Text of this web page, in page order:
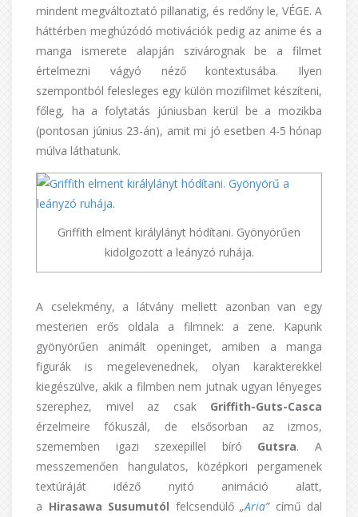
mindent megváltoztató pillanatig, és redőny le, VÉGE. A
háttérben meghúzódó motivációk pedig az anime és a
manga ismerete alapján szivárognak be a filmet
értelmezni vágyó néző kontextusába. Ilyen
szempontból felesleges egy külön mozifilmet készíteni,
főleg, ha a folytatás júniusban kerül be a mozikba
(pontosan június 23-án), amit mi jó esetben 4-5 hónap
múlva láthatunk.
Griffith elment királylányt hódítani. Gyönyörűen
kidolgozott a leányzó ruhája.
A cselekmény, a látvány mellett azonban van egy
mesterien erős oldala a filmnek: a zene. Kapunk
gyönyörűen animált openinget, amiben a manga
figurák is megelevenednek, olyan karakterekkel
kiegészülve, akik a filmben nem jutnak ugyan lényeges
szerephez, mivel az csak Griffith-Guts-Casca
érzelmeire fókuszál, de elsősorban az izmos,
szememben igazi szexepillel bíró Gutsra. A
messzemenően hangulatos, középkori pergamenek
textúráját idéző nyitó animáció alatt,
a Hirasawa Susumutól felcsendülő „Aria”című dal